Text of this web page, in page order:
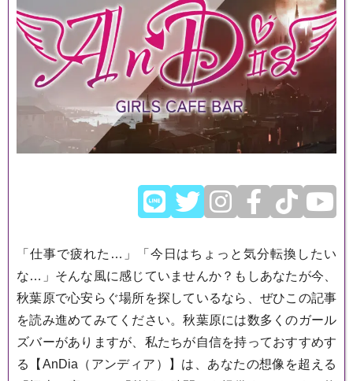
「仕事で疲れた…」「今日はちょっと気分転換したい
な…」そんな風に感じていませんか？もしあなたが今、
秋葉原で心安らぐ場所を探しているなら、ぜひこの記事
を読み進めてみてください。秋葉原には数多くのガール
ズバーがありますが、私たちが自信を持っておすすめす
る【AnDia（アンディア）】は、あなたの想像を超える